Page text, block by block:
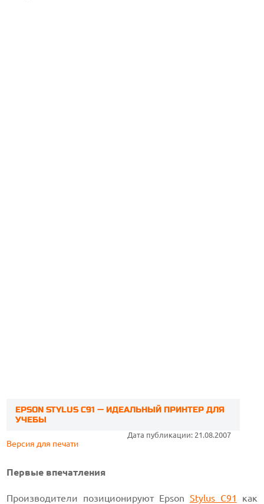
EPSON STYLUS C91 — ИДЕАЛЬНЫЙ ПРИНТЕР ДЛЯ
УЧЕБЫ
Дата публикации: 21.08.2007
Версия для печати
Первые впечатления
Производители позиционируют Epson Stylus C91
как